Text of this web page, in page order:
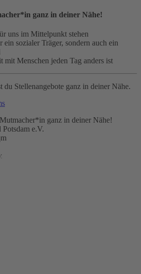
ganz in deiner Nähe!
uns im Mittelpunkt stehen
sozialer Träger, sondern auch ein
mit Menschen jeden Tag anders ist
du Stellenangebote ganz in deiner Nähe.